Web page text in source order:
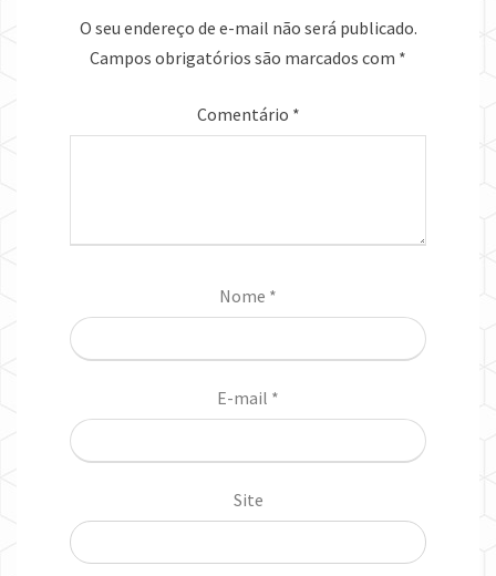
O seu endereço de e-mail não será publicado.
Campos obrigatórios são marcados com *
Comentário *
Nome *
E-mail *
Site